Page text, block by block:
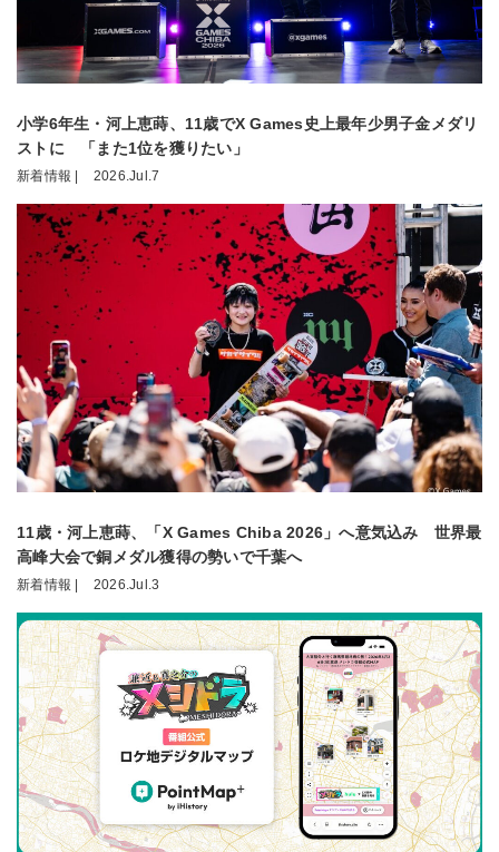
小学6年生・河上恵蒔、11歳でX Games史上最年少男子金メダリ
ストに 「また1位を獲りたい」
新着情報 | 2026.Jul.7
11歳・河上恵蒔、「X Games Chiba 2026」へ意気込み 世界最
高峰大会で銅メダル獲得の勢いで千葉へ
新着情報 | 2026.Jul.3